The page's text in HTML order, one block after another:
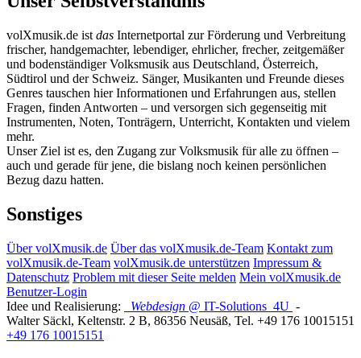
volXmusik.de ist das Internetportal zur Förderung und Verbreitung
frischer, handgemachter, lebendiger, ehrlicher, frecher, zeitgemäßer
und bodenständiger Volksmusik aus Deutschland, Österreich,
Südtirol und der Schweiz. Sänger, Musikanten und Freunde dieses
Genres tauschen hier Informationen und Erfahrungen aus, stellen
Fragen, finden Antworten – und versorgen sich gegenseitig mit
Instrumenten, Noten, Tonträgern, Unterricht, Kontakten und vielem
mehr.
Unser Ziel ist es, den Zugang zur Volksmusik für alle zu öffnen –
auch und gerade für jene, die bislang noch keinen persönlichen
Bezug dazu hatten.
Sonstiges
Über volXmusik.de Über das volXmusik.de-Team Kontakt zum
volXmusik.de-Team volXmusik.de unterstützen Impressum &
Datenschutz Problem mit dieser Seite melden Mein volXmusik.de
Benutzer-Login
Idee und Realisierung:
Webdesign @ IT-Solutions 4U -
Walter Säckl, Keltenstr. 2 B, 86356 Neusäß, Tel. +49 176 10015151
+49 176 10015151